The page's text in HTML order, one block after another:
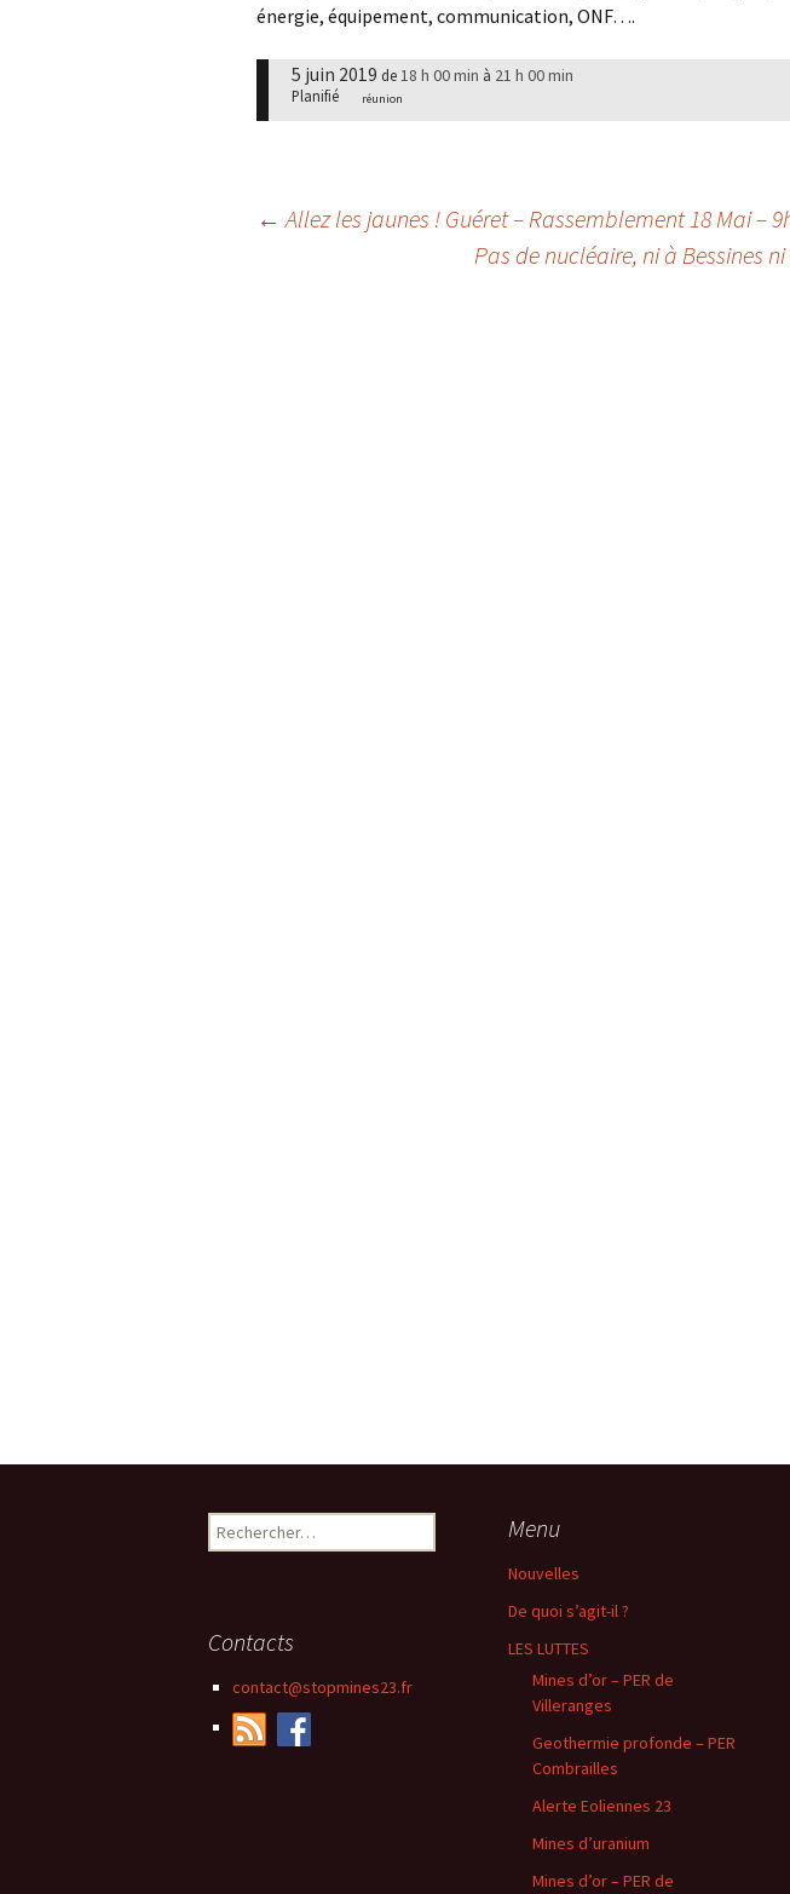
énergie, équipement, communication, ONF….
5 juin 2019 de18 h 00 min à 21 h 00 min
Planifié réunion
Navigation
← Allez les jaunes ! Guéret – Rassemblement 18 Mai –
Pas de nucléaire, ni à Bessines
Rechercher : Menu
Nouvelles
De quoi s’agit-il ?
LES LUTTES
Mines d’or – PER de
Villeranges
Geothermie profonde – PER
Combrailles
Alerte Eoliennes 23
Mines d’uranium
Mines d’or – PER de
Contacts
contact@stopmines23.fr